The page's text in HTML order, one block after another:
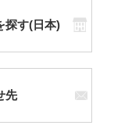
探す(日本)
先